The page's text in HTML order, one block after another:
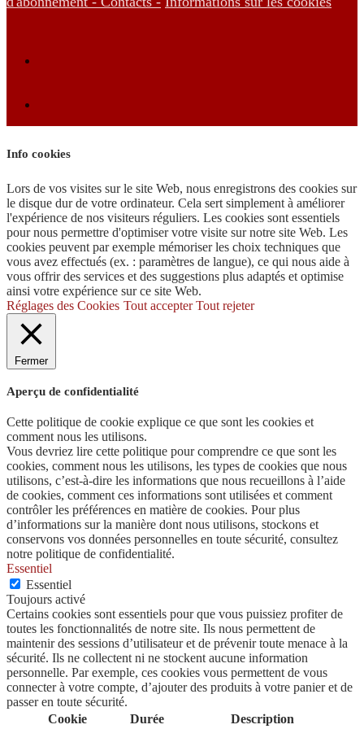
Info cookies
Lors de vos visites sur le site Web, nous enregistrons des cookies sur
le disque dur de votre ordinateur. Cela sert simplement à améliorer
l'expérience de nos visiteurs réguliers. Les cookies sont essentiels
pour nous permettre d'optimiser votre visite sur notre site Web. Les
cookies peuvent par exemple mémoriser les choix techniques que
vous avez effectués (ex. : paramètres de langue), ce qui nous aide à
vous offrir des services et des suggestions plus adaptés et optimise
ainsi votre expérience sur ce site Web.
Réglages des Cookies Tout accepter Tout rejeter
Fermer
Aperçu de confidentialité
Cette politique de cookie explique ce que sont les cookies et
comment nous les utilisons.
Vous devriez lire cette politique pour comprendre ce que sont les
cookies, comment nous les utilisons, les types de cookies que nous
utilisons, c’est-à-dire les informations que nous recueillons à l’aide
de cookies, comment ces informations sont utilisées et comment
contrôler les préférences en matière de cookies. Pour plus
d’informations sur la manière dont nous utilisons, stockons et
conservons vos données personnelles en toute sécurité, consultez
notre politique de confidentialité.
Essentiel
Essentiel
Toujours activé
Certains cookies sont essentiels pour que vous puissiez profiter de
toutes les fonctionnalités de notre site. Ils nous permettent de
maintenir des sessions d’utilisateur et de prévenir toute menace à la
sécurité. Ils ne collectent ni ne stockent aucune information
personnelle. Par exemple, ces cookies vous permettent de vous
connecter à votre compte, d’ajouter des produits à votre panier et de
passer en toute sécurité.
Cookie
Durée Description